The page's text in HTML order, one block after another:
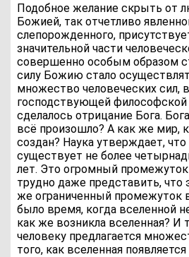
Подобное желание скрыть от
Божией, так отчетливо
слепорожденного,
значительной части
совершенно особым образом
силу Божию стало
множество человеческих сил,
господствующей
сделалось отрицание Бога.
всё произошло? А как же мир,
создан? Наука утверждает,
существует не более
лет. Это огромный
трудно даже представить, что
же ограниченный промежуток
было время, когда вселенной
как же возникла вселенная? И
человеку предлагается
того, как вселенная появляется